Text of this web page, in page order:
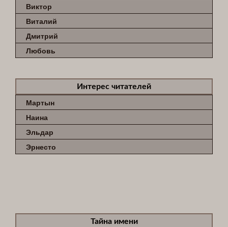
Виктор
Виталий
Дмитрий
Любовь
Интерес читателей
Мартын
Наина
Эльдар
Эрнесто
Тайна имени